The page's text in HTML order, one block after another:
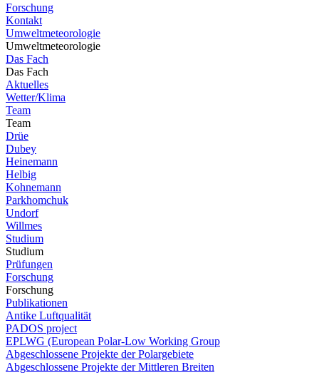
Forschung
Kontakt
Umweltmeteorologie
Umweltmeteorologie
Das Fach
Das Fach
Aktuelles
Wetter/Klima
Team
Team
Drüe
Dubey
Heinemann
Helbig
Kohnemann
Parkhomchuk
Undorf
Willmes
Studium
Studium
Prüfungen
Forschung
Forschung
Publikationen
Antike Luftqualität
PADOS project
EPLWG (European Polar-Low Working Group
Abgeschlossene Projekte der Polargebiete
Abgeschlossene Projekte der Mittleren Breiten